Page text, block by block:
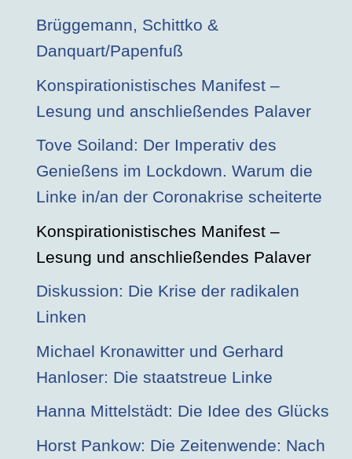
Brüggemann, Schittko &
Danquart/Papenfuß
Konspirationistisches Manifest –
Lesung und anschließendes Palaver
Tove Soiland: Der Imperativ des
Genießens im Lockdown. Warum die
Linke in/an der Coronakrise scheiterte
Konspirationistisches Manifest –
Lesung und anschließendes Palaver
Diskussion: Die Krise der radikalen
Linken
Michael Kronawitter und Gerhard
Hanloser: Die staatstreue Linke
Hanna Mittelstädt: Die Idee des Glücks
Horst Pankow: Die Zeitenwende: Nach